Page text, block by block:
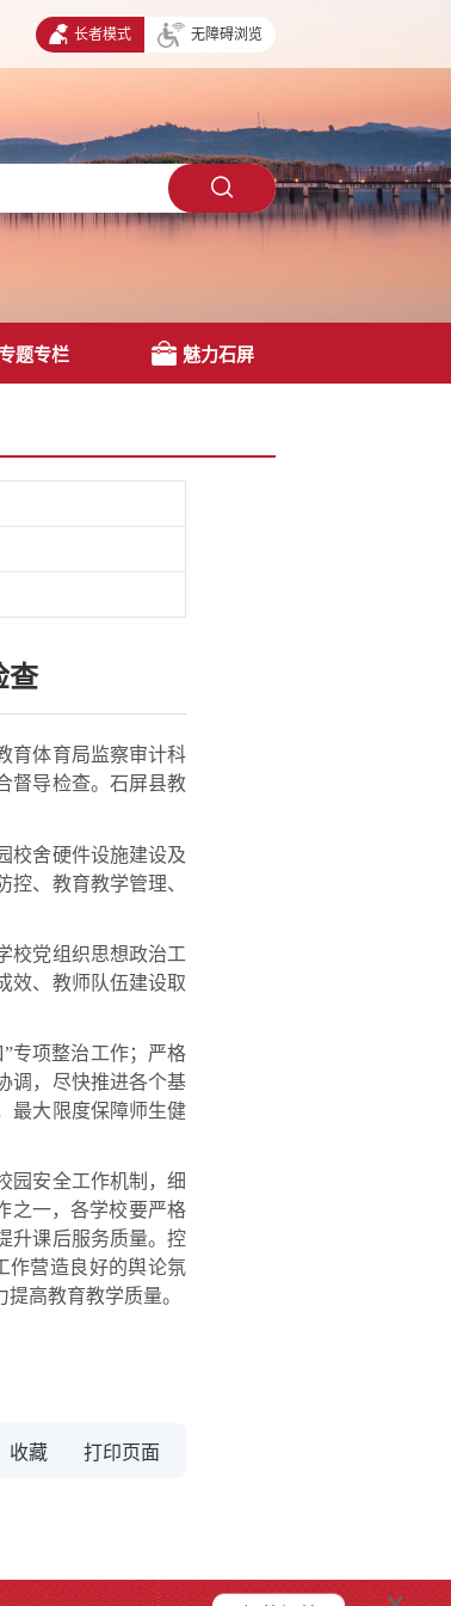
长者模式 无障碍浏览
题专栏 魅力石屏
查
育体育局监察审计科
督导检查。石屏县教
校舍硬件设施建设及
、教育教学管理、
校党组织思想政治工
效、教师队伍建设取
专项整治工作；严格
调，尽快推进各个基
最大限度保障师生健
安全工作机制，细
之一，各学校要严格
升课后服务质量。控
作营造良好的舆论氛
高教育教学质量。
收藏